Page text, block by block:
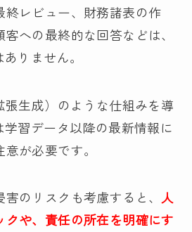
終レビュー、財務諸表の作
への最終的な回答などは、
りません。
張生成）のような仕組みを導
習データ以降の最新情報に
が必要です。
のリスクも考慮すると、 人
クや、責任の所在を明確にす